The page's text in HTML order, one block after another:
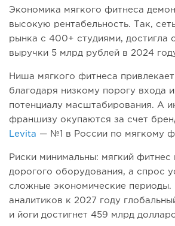
Экономика мягкого фитнеса
высокую рентабельность. Так,
рынка с 400+ студиями, достигла
выручки 5 млрд рублей в 2024
Ниша мягкого фитнеса
благодаря низкому порогу входа
потенциалу масштабирования. А
франшизу окупаются за счет
Levita — №1 в России по мягкому
Риски минимальны: мягкий фитнес
дорогого оборудования, а спрос
сложные экономические периоды.
аналитиков к 2027 году
и йоги достигнет 459 млрд